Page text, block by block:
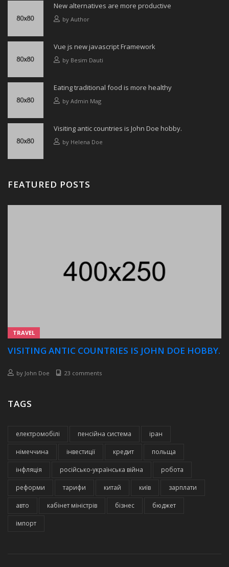
New alternatives are more productive
by Author
Vue js new javascript Framework
by Besim Dauti
Eating traditional food is more healthy
by Admin Mag
Visiting antic countries is John Doe hobby.
by Helena Doe
FEATURED POSTS
TRAVEL
VISITING ANTIC COUNTRIES IS JOHN DOE HOBBY.
by John Doe 23 comments
TAGS
електромобілі пенсійна система іран
німеччина інвестиції кредит польща
інфляція російсько-українська війна робота
реформи тарифи китай київ зарплати
авто кабінет міністрів бізнес бюджет
імпорт